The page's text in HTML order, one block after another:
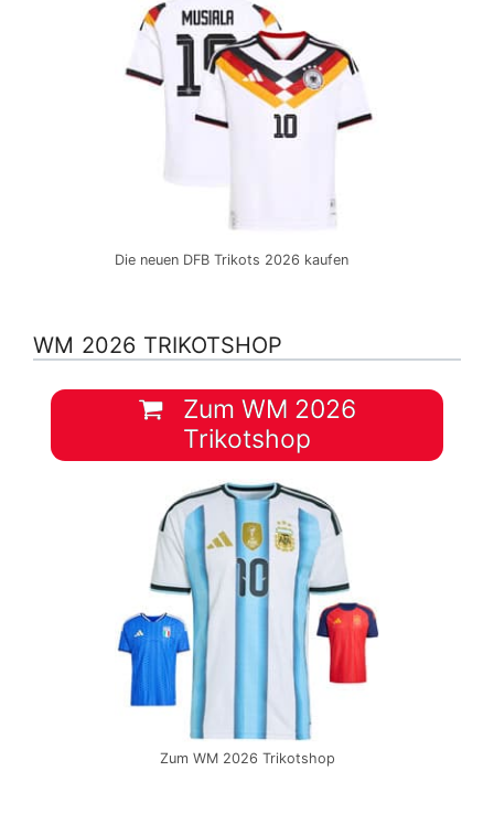
Die neuen DFB Trikots 2026 kaufen
WM 2026 TRIKOTSHOP
Zum WM 2026
Trikotshop
Zum WM 2026 Trikotshop